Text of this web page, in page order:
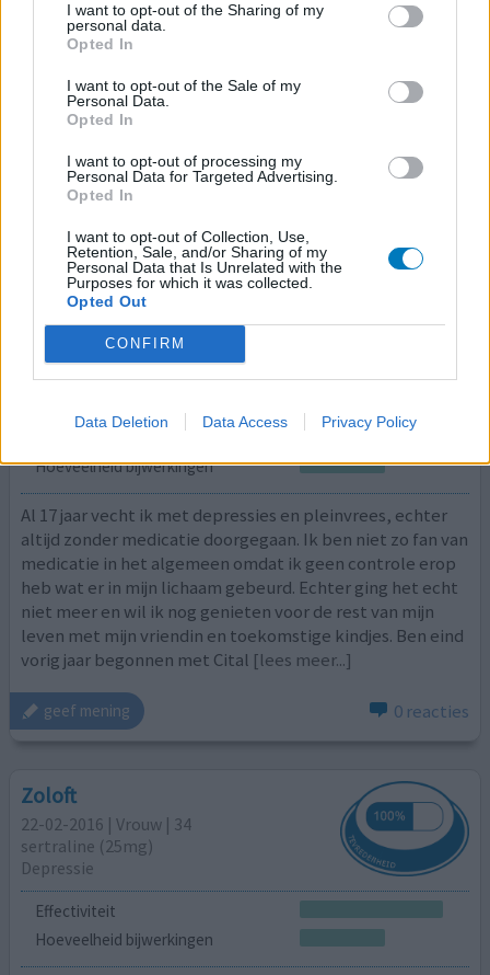
I want to opt-out of the Sharing of my
personal data.
Opted In
I want to opt-out of the Sale of my
Personal Data.
Opted In
I want to opt-out of processing my
Personal Data for Targeted Advertising.
Opted In
I want to opt-out of Collection, Use,
Retention, Sale, and/or Sharing of my
Personal Data that Is Unrelated with the
Purposes for which it was collected.
Opted Out
CONFIRM
Data Deletion Data Access Privacy Policy
30-10-2019 | Vrouw | 65
sertraline (50mg)
Effectiviteit
Zoloft is opgehoogd ,maar ik hele erge bijwerkingen
geef mening
Zoloft
22-01-2019 | Man | 37
Hoeveelheid bijwerkingen
Al 17 jaar vecht ik met depressies en pleinvrees, echter
altijd zonder medicatie doorgegaan. Ik ben niet zo fan van
medicatie in het algemeen omdat ik geen controle erop
heb wat er in mijn lichaam gebeurd. Echter ging het echt
niet meer en wil ik nog genieten voor de rest van mijn
leven met mijn vriendin en toekomstige kindjes. Ben eind
vorig jaar begonnen met Cital [lees meer...]
geef mening 0 reacties
Zoloft
22-02-2016 | Vrouw | 34
sertraline (25mg)
Depressie
Effectiviteit
Hoeveelheid bijwerkingen